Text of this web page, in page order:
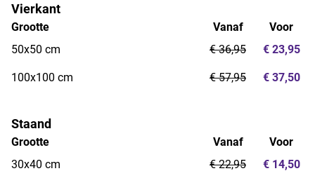
Vierkant
Grootte
50x50 cm
100x100 cm
Vanaf
€ 36,95
€ 57,95
Voor
€ 23,95
€ 37,50
Staand
Grootte
30x40 cm
Vanaf
€ 22,95
Voor
€ 14,50